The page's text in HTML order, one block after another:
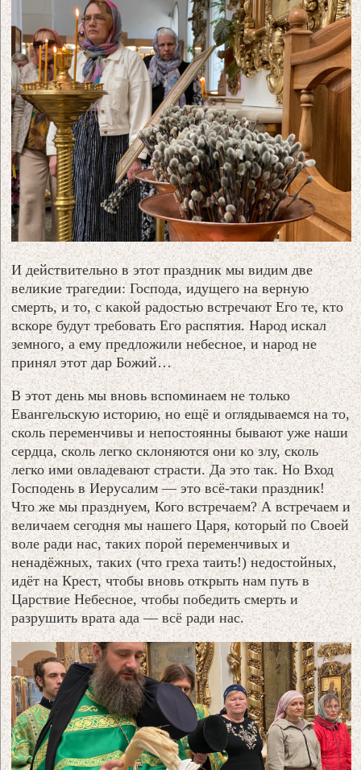
И действительно в этот праздник мы видим две
великие трагедии: Господа, идущего на верную
смерть, и то, с какой радостью встречают Его те, кто
вскоре будут требовать Его распятия. Народ искал
земного, а ему предложили небесное, и народ не
принял этот дар Божий…
В этот день мы вновь вспоминаем не только
Евангельскую историю, но ещё и оглядываемся на то,
сколь переменчивы и непостоянны бывают уже наши
сердца, сколь легко склоняются они ко злу, сколь
легко ими овладевают страсти. Да это так. Но Вход
Господень в Иерусалим — это всё-таки праздник!
Что же мы празднуем, Кого встречаем? А встречаем и
величаем сегодня мы нашего Царя, который по Своей
воле ради нас, таких порой переменчивых и
ненадёжных, таких (что греха таить!) недостойных,
идёт на Крест, чтобы вновь открыть нам путь в
Царствие Небесное, чтобы победить смерть и
разрушить врата ада — всё ради нас.